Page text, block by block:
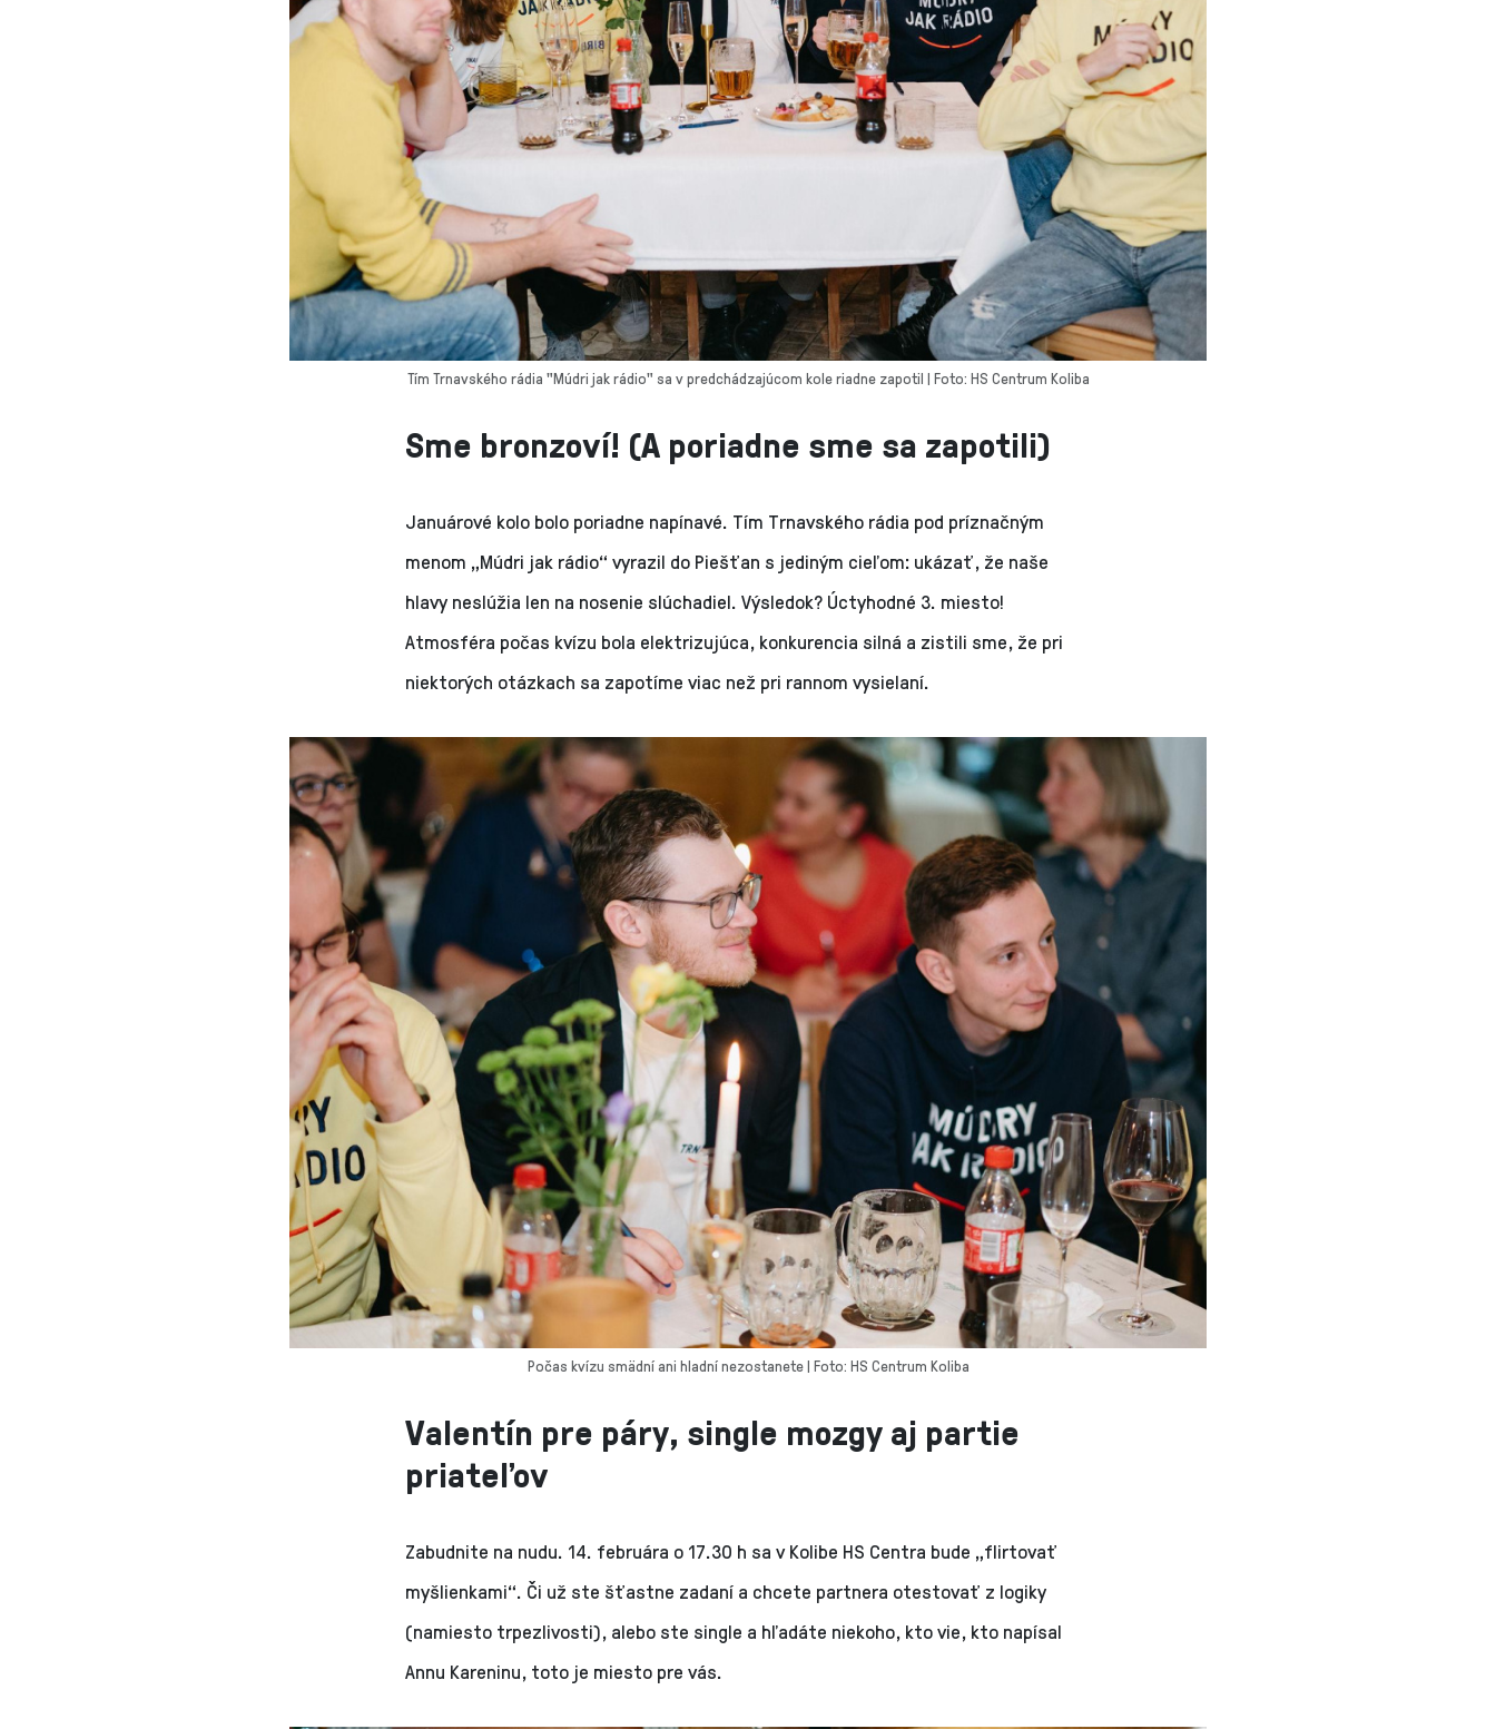
Tím Trnavského rádia "Múdri jak rádio" sa v predchádzajúcom kole riadne zapotil | Foto: HS Centrum Koliba
Sme bronzoví! (A poriadne sme sa zapotili)
Januárové kolo bolo poriadne napínavé. Tím Trnavského rádia pod príznačným
menom „Múdri jak rádio“ vyrazil do Piešťan s jediným cieľom: ukázať, že naše
hlavy neslúžia len na nosenie slúchadiel. Výsledok? Úctyhodné 3. miesto!
Atmosféra počas kvízu bola elektrizujúca, konkurencia silná a zistili sme, že pri
niektorých otázkach sa zapotíme viac než pri rannom vysielaní.
Počas kvízu smädní ani hladní nezostanete | Foto: HS Centrum Koliba
Valentín pre páry, single mozgy aj partie
priateľov
Zabudnite na nudu. 14. februára o 17.30 h sa v Kolibe HS Centra bude „flirtovať
myšlienkami“. Či už ste šťastne zadaní a chcete partnera otestovať z logiky
(namiesto trpezlivosti), alebo ste single a hľadáte niekoho, kto vie, kto napísal
Annu Kareninu, toto je miesto pre vás.